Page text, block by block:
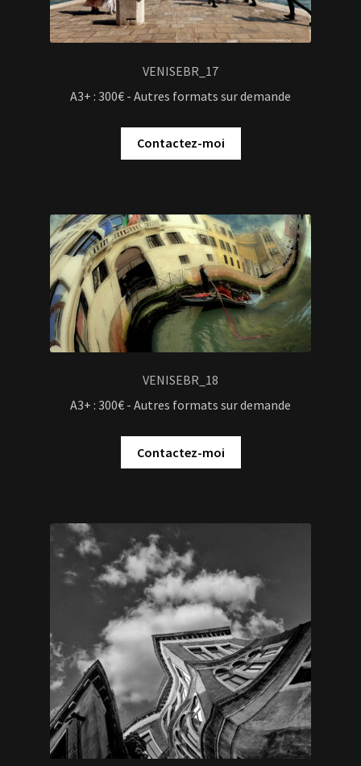
VENISEBR_17
A3+ : 300€ - Autres formats sur demande
Contactez-moi
VENISEBR_18
A3+ : 300€ - Autres formats sur demande
Contactez-moi